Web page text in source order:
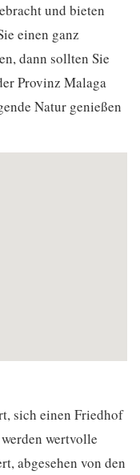
und bieten
einen ganz
dann sollten Sie
Provinz Malaga
Natur genießen
sich einen Friedhof
wertvolle
abgesehen von den